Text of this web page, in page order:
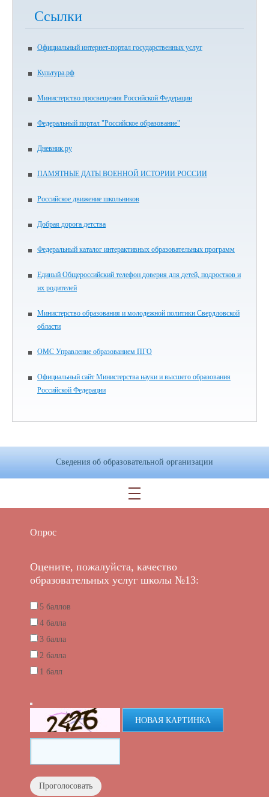
Ссылки
Официальный интернет-портал государственных услуг
Культура.рф
Министерство просвещения Российской Федерации
Федеральный портал "Российское образование"
Дневник.ру
ПАМЯТНЫЕ ДАТЫ ВОЕННОЙ ИСТОРИИ РОССИИ
Российское движение школьников
Добрая дорога детства
Федеральный каталог интерактивных образовательных программ
Единый Общероссийский телефон доверия для детей, подростков и
их родителей
Министерство образования и молодежной политики Свердловской
области
ОМС Управление образованием ПГО
Официальный сайт Министерства науки и высшего образования
Российской Федерации
Сведения об образовательной организации
Опрос
Оцените, пожалуйста, качество
образовательных услуг школы №13:
5 баллов
4 балла
3 балла
2 балла
1 балл
НОВАЯ КАРТИНКА